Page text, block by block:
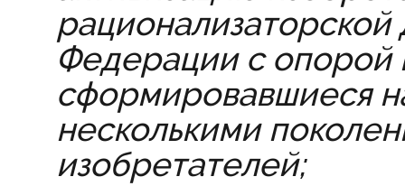
рационализаторской
Федерации с опорой
сформировавшиеся
несколькими
изобретателей;